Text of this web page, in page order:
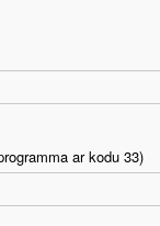
ar kodu 33)